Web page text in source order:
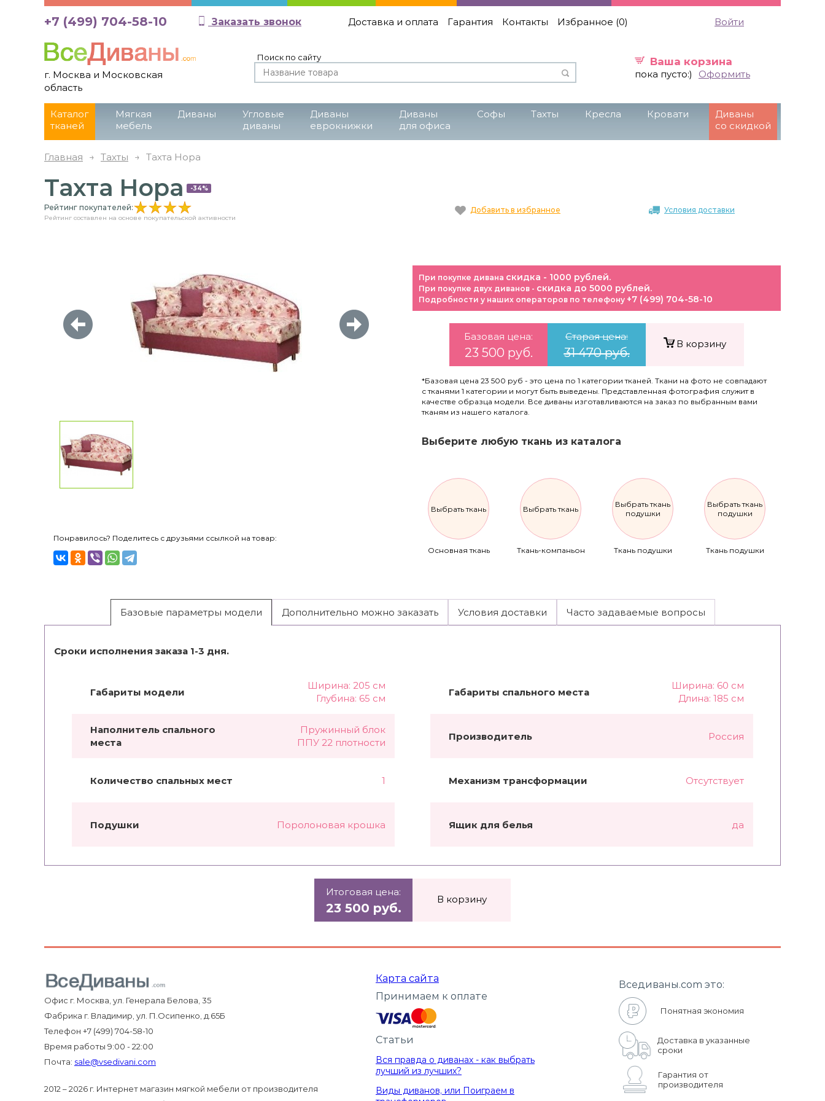
+7 (499) 704-58-10 Заказать звонок Доставка и оплата Гарантия Контакты Избранное (0) Войти
г. Москва и Московская
область
Поиск по сайту Ваша корзина
пока пусто:) Оформить
Каталог
тканей
Мягкая
мебель
Диваны
Угловые
диваны
Диваны
еврокнижки
Диваны
для офиса
Cофы Тахты Кресла Кровати
Диваны
со скидкой
Главная → Тахты → Тахта Нора
Тахта Нора -34%
Рейтинг покупателей:
Рейтинг составлен на основе покупательской активности
Добавить в избранное Условия доставки
Понравилось? Поделитесь с друзьями ссылкой на товар:
При покупке дивана скидка - 1000 рублей.
При покупке двух диванов - скидка до 5000 рублей.
Подробности у наших операторов по телефону +7 (499) 704-58-10
Базовая цена:
23 500 руб.
Старая цена:
31 470 руб.
В корзину
*Базовая цена 23 500 руб - это цена по 1 категории тканей. Ткани на фото не совпадают
с тканями 1 категории и могут быть выведены. Представленная фотография служит в
качестве образца модели. Все диваны изготавливаются на заказ по выбранным вами
тканям из нашего каталога.
Выберите любую ткань из каталога
Выбрать ткань
Основная ткань
Выбрать ткань
Ткань-компаньон
Выбрать ткань
подушки
Ткань подушки
Выбрать ткань
подушки
Ткань подушки
Базовые параметры модели Дополнительно можно заказать Условия доставки Часто задаваемые вопросы
Сроки исполнения заказа 1-3 дня.
Габариты модели
Ширина: 205 см
Глубина: 65 см
Наполнитель спального
места
Пружинный блок
ППУ 22 плотности
Количество спальных мест 1
Подушки Поролоновая крошка
Габариты спального места
Ширина: 60 см
Длина: 185 см
Производитель Россия
Механизм трансформации Отсутствует
Ящик для белья да
Итоговая цена:
23 500 руб.
В корзину
Офис г. Москва, ул. Генерала Белова, 35
Фабрика г. Владимир, ул. П.Осипенко, д.65Б
Телефон +7 (499) 704-58-10
Время работы 9:00 - 22:00
Почта: sale@vsedivani.com
2012 – 2026 г. Интернет магазин мягкой мебели от производителя
Карта сайта
Принимаем к оплате
Статьи
Вся правда о диванах - как выбрать
лучший из лучших?
Виды диванов, или Поиграем в
Вседиваны.com это:
Понятная экономия
Доставка в указанные
сроки
Гарантия от
производителя